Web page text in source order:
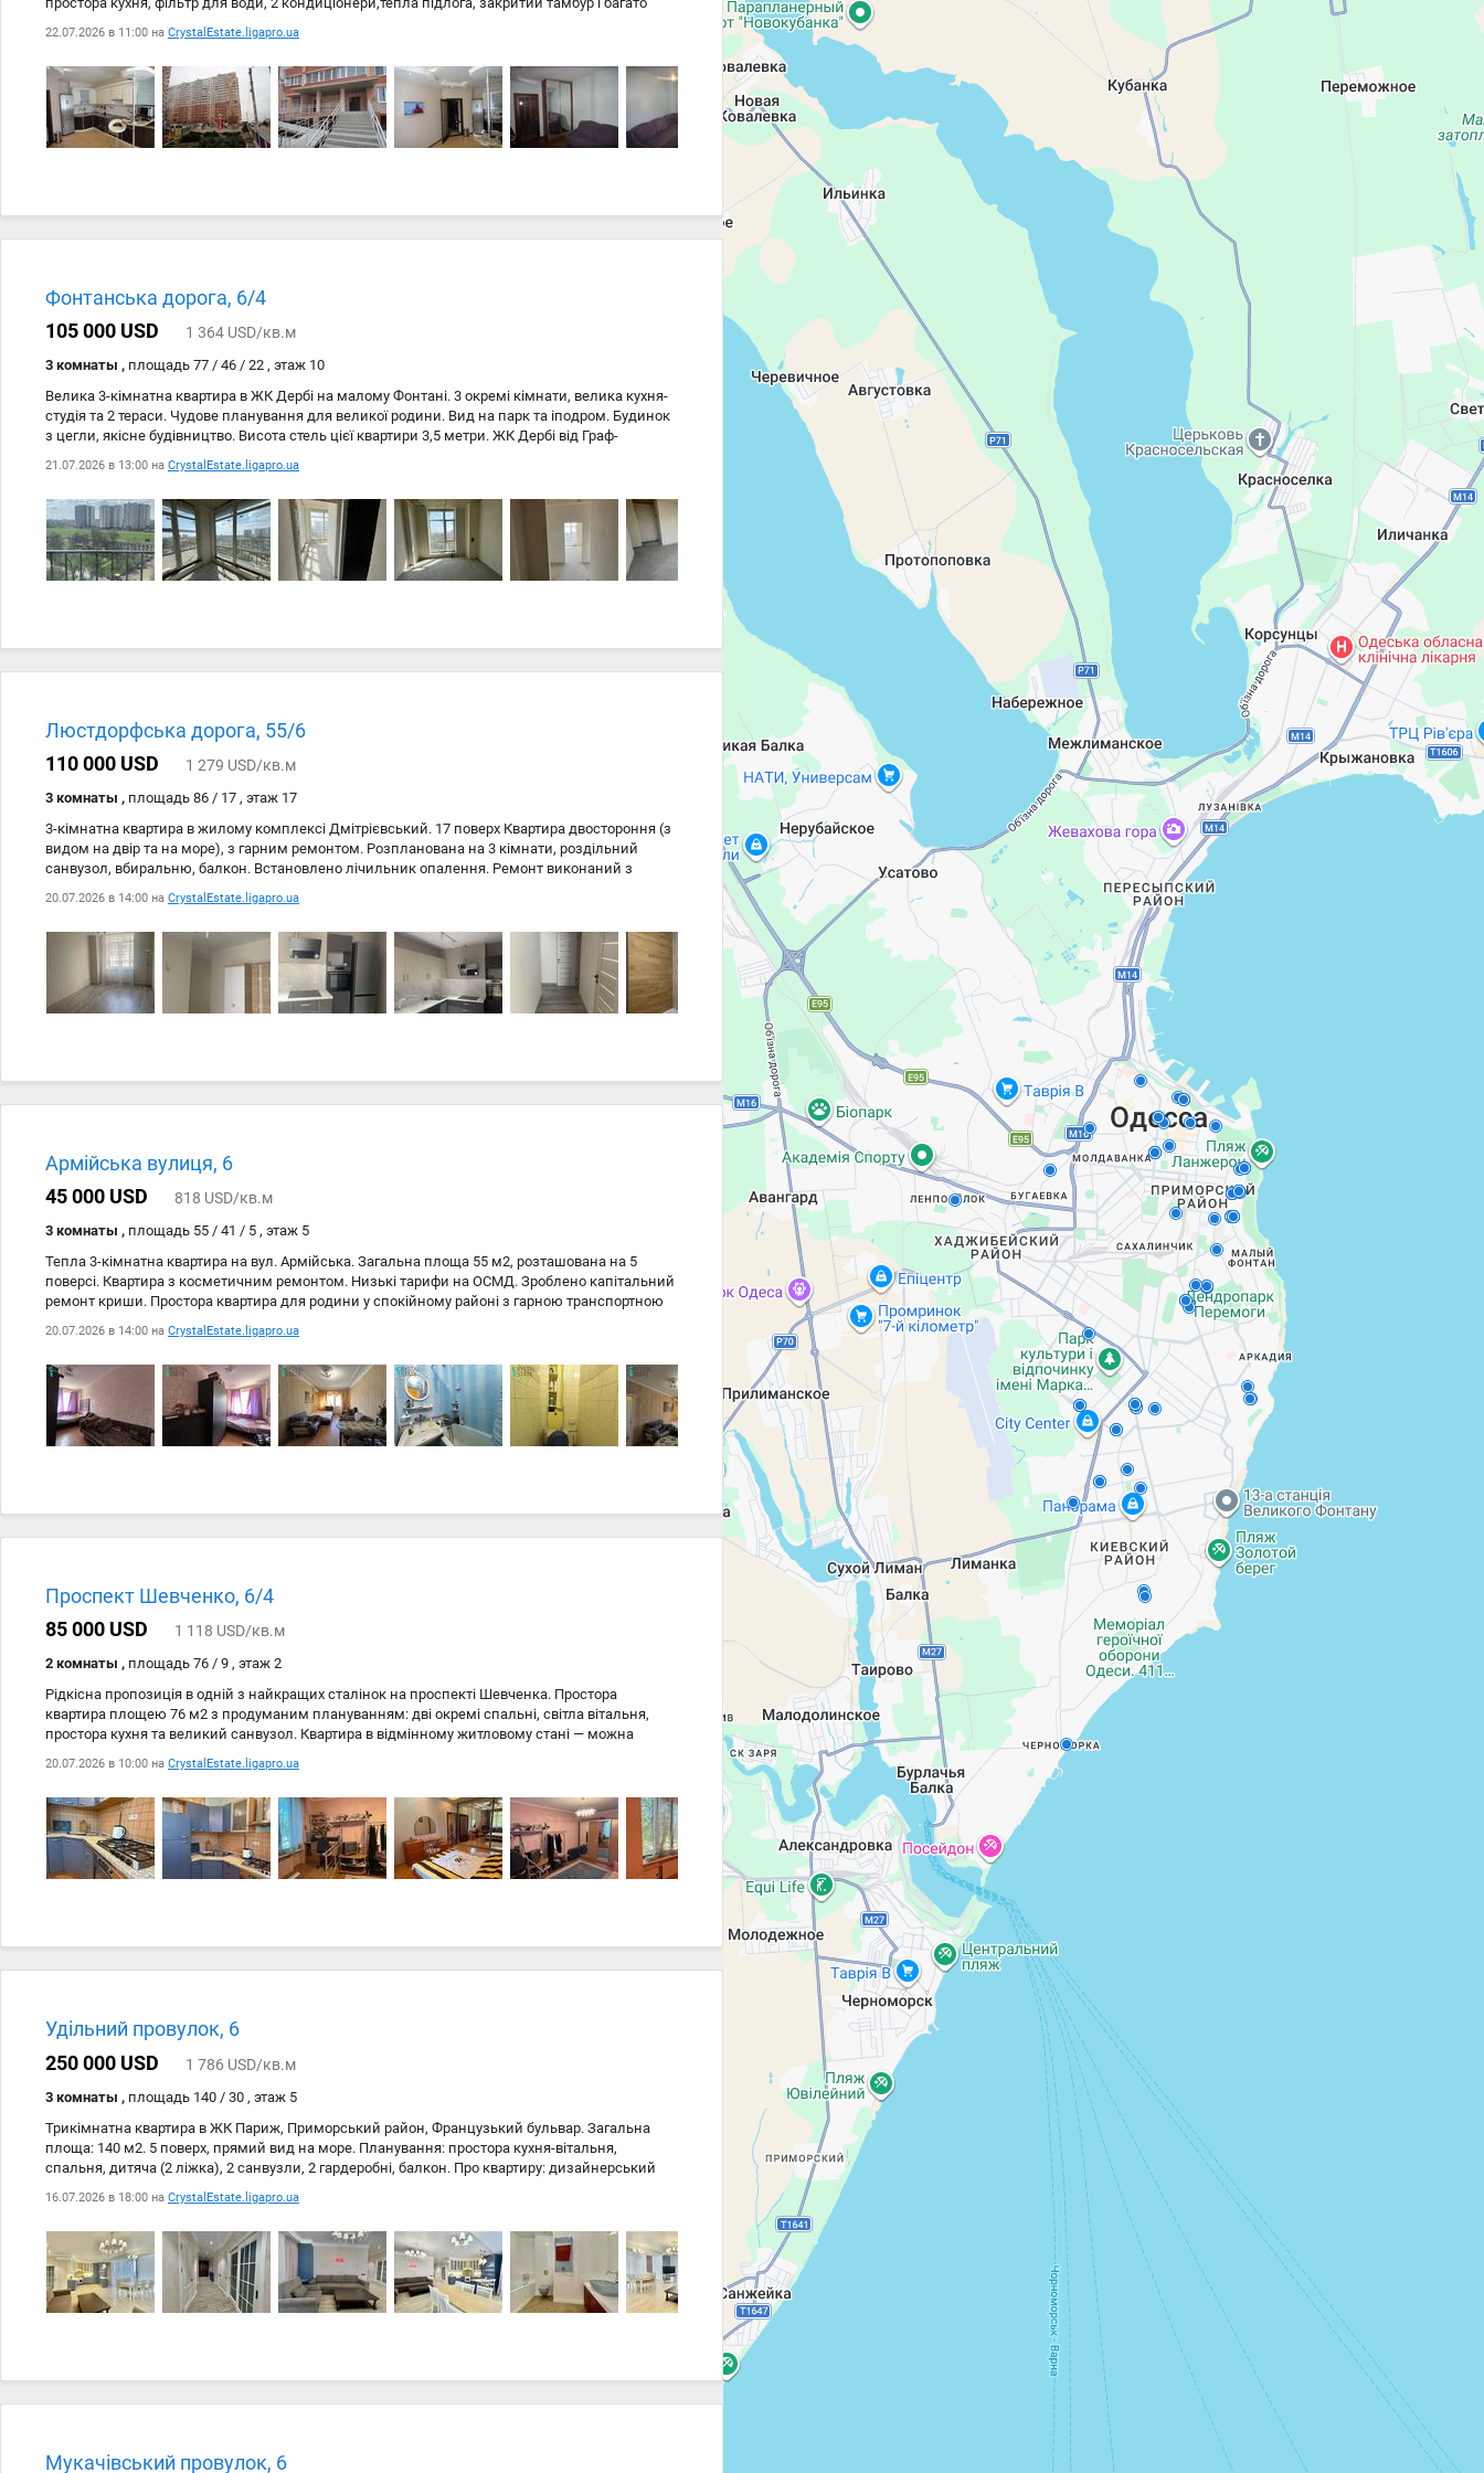
іншого, пристойні сусіди, в оренду не здавалося, один власник з дня побудови, у дворі
дитячий майданчик з фонтаном., в програмах не беру участі, продаж за гроші., перегляд
після 15 годин. 213-245-802
22.07.2026 в 11:00 на CrystalEstate.ligapro.ua
Фонтанська дорога, 6/4
105 000 USD
1 364 USD/кв.м
3 комнаты , площадь 77 / 46 / 22 , этаж 10
Велика 3-кімнатна квартира в ЖК Дербі на малому Фонтані. 3 окремі кімнати, велика кухня-
студія та 2 тераси. Чудове планування для великої родини. Вид на парк та іподром. Будинок
з цегли, якісне будівництво. Висота стель цієї квартири 3,5 метри. ЖК Дербі від Граф-
девелопмент – це вишукані будівлі на перетині Фонтанської дороги та Сегедської вулиці в
районі 4 станції Великого Фонтану. Численні парки та розвинена інфраструктура навколо
нового житлового комплексу роблять його місце справді унікальним. Хороша транспортна
розвязка дозволяє швидко дістатися до моря та до центру міста. id 213-326-349
21.07.2026 в 13:00 на CrystalEstate.ligapro.ua
Люстдорфська дорога, 55/6
110 000 USD
1 279 USD/кв.м
3 комнаты , площадь 86 / 17 , этаж 17
3-кімнатна квартира в жилому комплексі Дмітрієвський. 17 поверх Квартира двостороння (з
видом на двір та на море), з гарним ремонтом. Розпланована на 3 кімнати, роздільний
санвузол, вбиральню, балкон. Встановлено лічильник опалення. Ремонт виконаний з
якісних матеріалів. №212847627
20.07.2026 в 14:00 на CrystalEstate.ligapro.ua
Армійська вулиця, 6
45 000 USD
818 USD/кв.м
3 комнаты , площадь 55 / 41 / 5 , этаж 5
Тепла 3-кімнатна квартира на вул. Армійська. Загальна площа 55 м2, розташована на 5
поверсі. Квартира з косметичним ремонтом. Низькі тарифи на ОСМД. Зроблено капітальний
ремонт криши. Простора квартира для родини у спокійному районі з гарною транспортною
доступністю. Переваги: тихий район, розвинена інфраструктура, близькість до парку
Перемоги. Відмінна транспортна розвязка. ID 213-073-057
20.07.2026 в 14:00 на CrystalEstate.ligapro.ua
Проспект Шевченко, 6/4
85 000 USD
1 118 USD/кв.м
2 комнаты , площадь 76 / 9 , этаж 2
Рідкісна пропозиція в одній з найкращих сталінок на проспекті Шевченка. Простора
квартира площею 76 м2 з продуманим плануванням: дві окремі спальні, світла вітальня,
простора кухня та великий санвузол. Квартира в відмінному житловому стані — можна
одразу заїхати та жити без додаткових витрат. Закритий зелений двір із місцями для
паркування, комфортний 2-й поверх та одна з найкращих локацій Одеси — проспект
Шевченка / проспект Гагаріна. Поруч парк Перемоги, море, престижні школи та вся
необхідна інфраструктура. Такі квартири продаються дуже рідко. ID213-377-371
20.07.2026 в 10:00 на CrystalEstate.ligapro.ua
Удільний провулок, 6
250 000 USD
1 786 USD/кв.м
3 комнаты , площадь 140 / 30 , этаж 5
Трикімнатна квартира в ЖК Париж, Приморський район, Французький бульвар. Загальна
площа: 140 м2. 5 поверх, прямий вид на море. Планування: простора кухня-вітальня,
спальня, дитяча (2 ліжка), 2 санвузли, 2 гардеробні, балкон. Про квартиру: дизайнерський
підземний паркінг на дві авто. Найкраща локація для життя, море в 5 хвилинах пішки. №
16.07.2026 в 18:00 на CrystalEstate.ligapro.ua
Мукачівський провулок, 6